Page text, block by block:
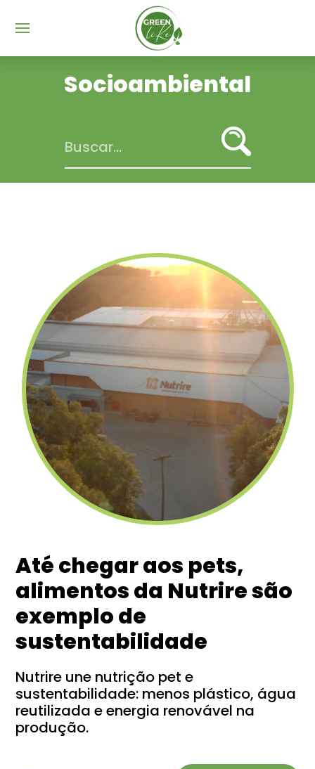
Socioambiental
Até chegar aos pets,
alimentos da Nutrire são
exemplo de
sustentabilidade
Nutrire une nutrição pet e
sustentabilidade: menos plástico, água
reutilizada e energia renovável na
produção.